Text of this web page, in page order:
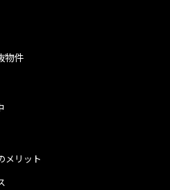
物件
メリット